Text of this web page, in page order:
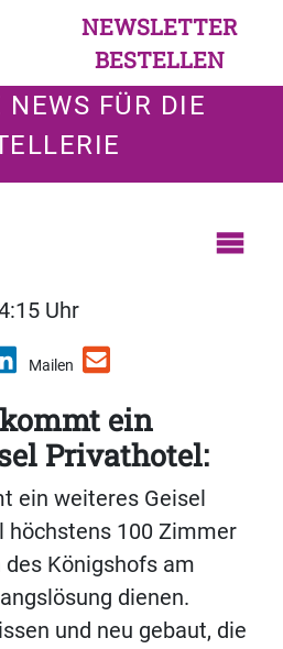
NEWSLETTER
BESTELLEN
FÜR DIE
Uhr
Mailen
ein
Privathotel:
ein weiteres Geisel
höchstens 100 Zimmer
des Königshofs am
dienen.
und neu gebaut, die